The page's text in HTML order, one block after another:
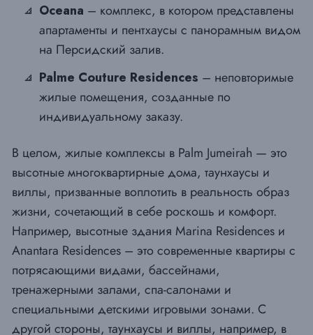
Oceana – комплекс, в котором представлены
апартаменты и пентхаусы с панорамным видом
на Персидский залив.
Palme Couture Residences – неповторимые
жилые помещения, созданные по
индивидуальному заказу.
В целом, жилые комплексы в Palm Jumeirah — это
высотные многоквартирные дома, таунхаусы и
виллы, призванные воплотить в реальность образ
жизни, сочетающий в себе роскошь и комфорт.
Например, высотные здания Marina Residences и
Anantara Residences – это современные квартиры с
потрясающими видами, бассейнами,
тренажерными залами, спа-салонами и
специальными детскими игровыми зонами. С
другой стороны, таунхаусы и виллы, например, в